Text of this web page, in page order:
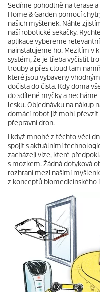
Sedíme pohodlně na terase
Home & Garden pomocí
našich myšlenek. Náhle
naší robotické sekačky.
aplikace vybereme
nainstalujeme ho. Mezitím v
systém, že je třeba vyčistit
trouby a přes cloud tam
které jsou vybaveny
dočista do čista. Kdy doma
do sdílené myčky a
lesku. Objednávku na nákup
domácí robot již mohl
přepravní dron.
I když mnohé z těchto věcí
spojit s aktuálními
zacházejí vize, které
s mozkem. Žádná dotyková
rozhraní mezi našimi
z konceptů biomedicínského